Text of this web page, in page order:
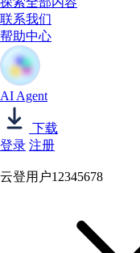
联系我们
帮助中心
AI Agent
下载
登录 注册
云登用户12345678